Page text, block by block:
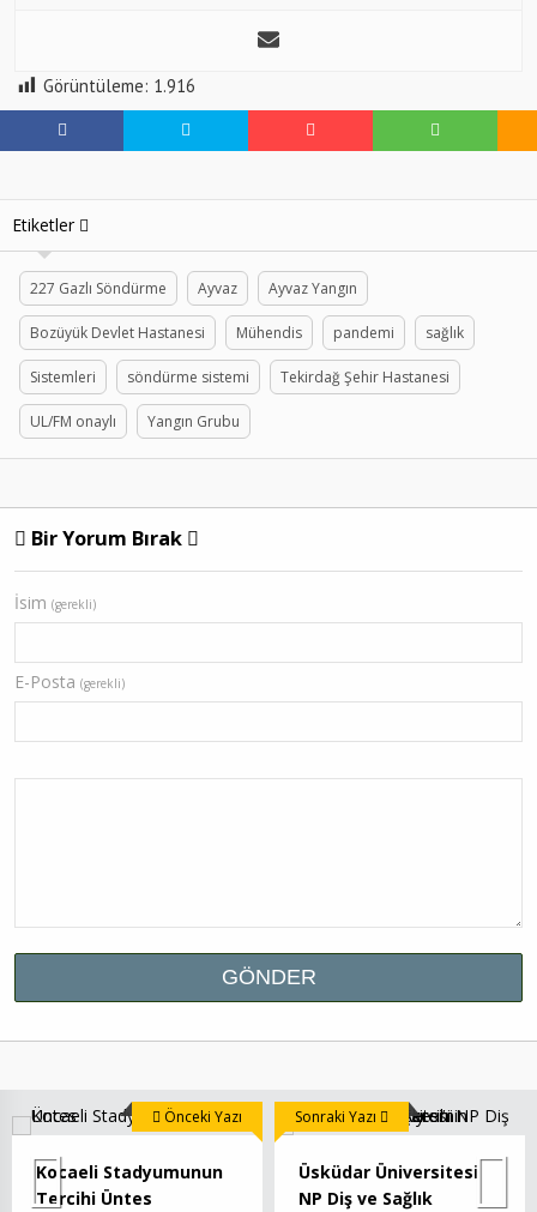
Görüntüleme: 1.916
Etiketler
227 Gazlı Söndürme Ayvaz Ayvaz Yangın
Bozüyük Devlet Hastanesi Mühendis pandemi sağlık
Sistemleri söndürme sistemi Tekirdağ Şehir Hastanesi
UL/FM onaylı Yangın Grubu
Bir Yorum Bırak
İsim (gerekli)
E-Posta (gerekli)
Kocaeli Stadyumunun
Tercihi Üntes
Önceki Yazı
Üsküdar Üniversitesi
NP Diş ve Sağlık
Sonraki Yazı